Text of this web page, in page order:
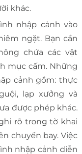
khác.
nhập cảnh vào
ngặt. Bạn cần
chứa các vật
mục cấm. Những
cảnh gồm: thực
lạp xưởng và
được phép khác.
rõ trong tờ khai
chuyến bay. Việc
nhập cảnh diễn